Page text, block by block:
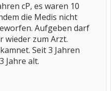
cP, es waren 10
die Medis nicht
Aufgeben darf
wieder zum Arzt.
Seit 3 Jahren
Jahre alt.